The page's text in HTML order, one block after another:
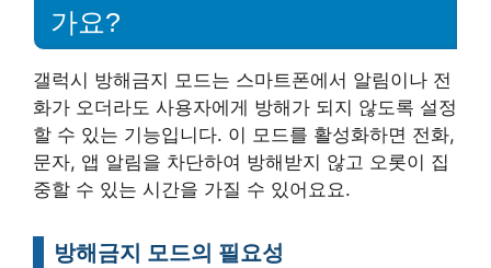
가요?
갤럭시 방해금지 모드는 스마트폰에서 알림이나 전
화가 오더라도 사용자에게 방해가 되지 않도록 설정
할 수 있는 기능입니다. 이 모드를 활성화하면 전화,
문자, 앱 알림을 차단하여 방해받지 않고 오롯이 집
중할 수 있는 시간을 가질 수 있어요요.
방해금지 모드의 필요성